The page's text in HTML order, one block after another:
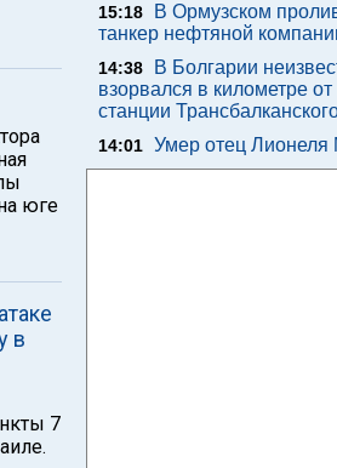
юге
в
7
15:18
В Ормузском
танкер нефтяной
14:38
В Болгарии
взорвался в километре
станции
14:01 Умер отец Лионеля